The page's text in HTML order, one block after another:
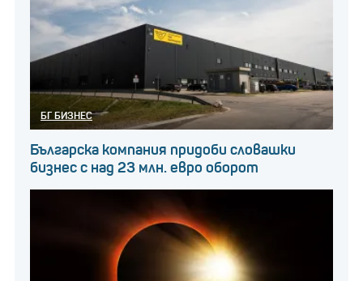
БГ БИЗНЕС
Българска компания придоби словашки
бизнес с над 23 млн. евро оборот